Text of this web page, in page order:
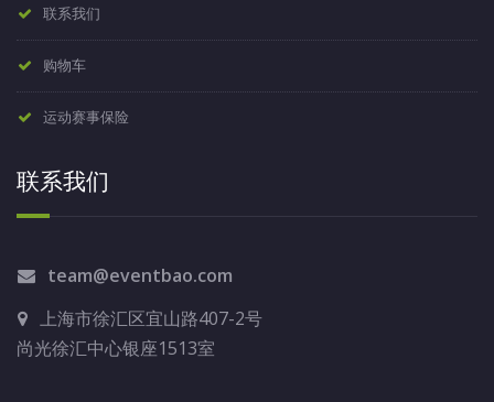
联系我们
购物车
运动赛事保险
联系我们
team@eventbao.com
上海市徐汇区宜山路407-2号
尚光徐汇中心银座1513室